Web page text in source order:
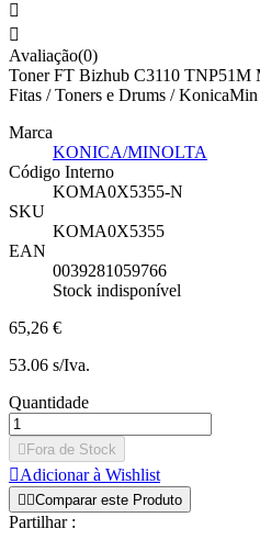


Avaliação(0)
Toner FT Bizhub C3110 TNP51M
Fitas / Toners e Drums /
Marca
KONICA/MINOLTA
Código Interno
KOMA0X5355-N
SKU
KOMA0X5355
EAN
0039281059766
Stock indisponível
65,26 €
53.06 s/Iva.
Quantidade
 Fora de Stock
Adicionar à Wishlist
 Comparar este Produto
Partilhar :